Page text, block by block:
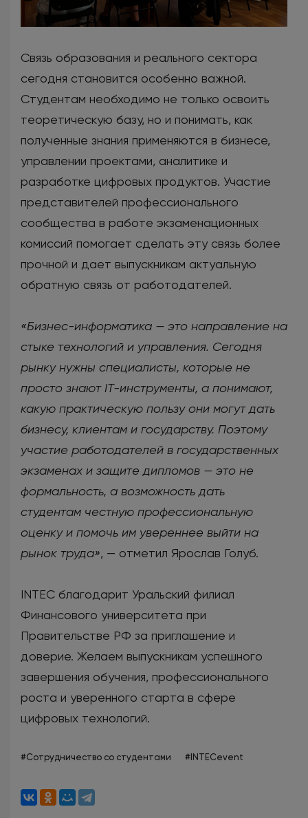
Связь образования и реального сектора
сегодня становится особенно важной.
Студентам необходимо не только освоить
теоретическую базу, но и понимать, как
полученные знания применяются в бизнесе,
управлении проектами, аналитике и
разработке цифровых продуктов. Участие
представителей профессионального
сообщества в работе экзаменационных
комиссий помогает сделать эту связь более
прочной и дает выпускникам актуальную
обратную связь от работодателей.
«Бизнес-информатика — это направление на
стыке технологий и управления. Сегодня
рынку нужны специалисты, которые не
просто знают IT-инструменты, а понимают,
какую практическую пользу они могут дать
бизнесу, клиентам и государству. Поэтому
участие работодателей в государственных
экзаменах и защите дипломов — это не
формальность, а возможность дать
студентам честную профессиональную
оценку и помочь им увереннее выйти на
рынок труда», — отметил Ярослав Голуб.
INTEC благодарит Уральский филиал
Финансового университета при
Правительстве РФ за приглашение и
доверие. Желаем выпускникам успешного
завершения обучения, профессионального
роста и уверенного старта в сфере
цифровых технологий.
#Сотрудничество со студентами #INTECevent